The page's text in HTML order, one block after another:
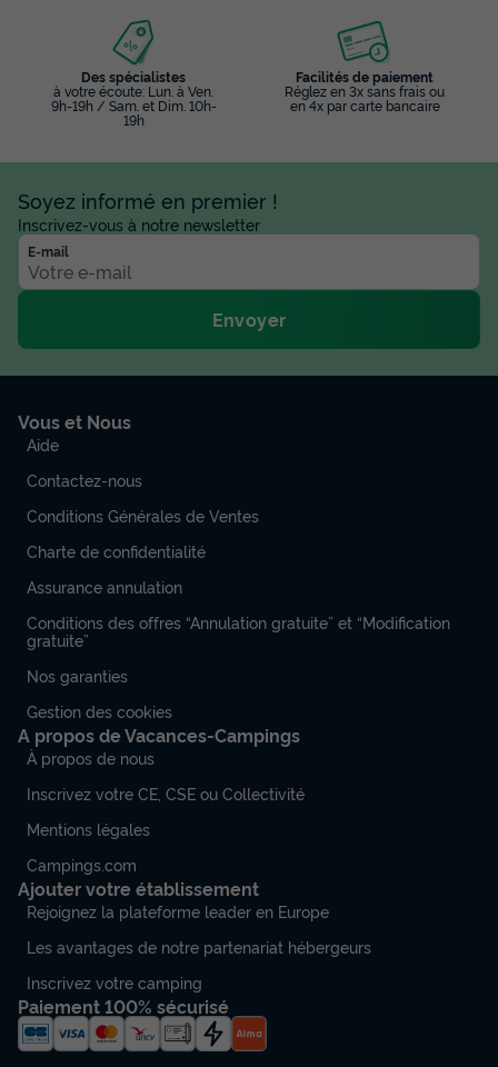
Des spécialistes
à votre écoute: Lun. à Ven.
9h-19h / Sam. et Dim. 10h-
19h
Facilités de paiement
Réglez en 3x sans frais ou
en 4x par carte bancaire
Soyez informé en premier !
Inscrivez-vous à notre newsletter
E-mail
Envoyer
Vous et Nous
Aide
Contactez-nous
Conditions Générales de Ventes
Charte de confidentialité
Assurance annulation
Conditions des offres “Annulation gratuite” et “Modification
gratuite”
Nos garanties
Gestion des cookies
A propos de Vacances-Campings
À propos de nous
Inscrivez votre CE, CSE ou Collectivité
Mentions légales
Campings.com
Ajouter votre établissement
Rejoignez la plateforme leader en Europe
Les avantages de notre partenariat hébergeurs
Inscrivez votre camping
Paiement 100% sécurisé